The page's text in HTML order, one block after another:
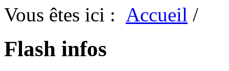
Vous êtes ici : Accueil /
Flash infos